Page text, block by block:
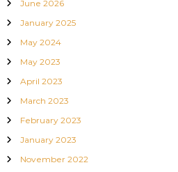
June 2026
January 2025
May 2024
May 2023
April 2023
March 2023
February 2023
January 2023
November 2022